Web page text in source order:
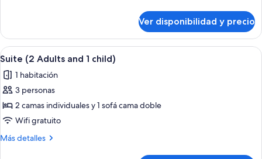
1
child)
(1
Adult
and
child)
Ver disponibilidad y precio
Ver
todas
las
fotos
de
Suite
(2
Habitación de hotel con cama, sofá,
5
Suite (2 Adults and 1 child)
1 habitación
3 personas
2 camas individuales y 1 sofá cama doble
Wifi gratuito
Más detalles
Más